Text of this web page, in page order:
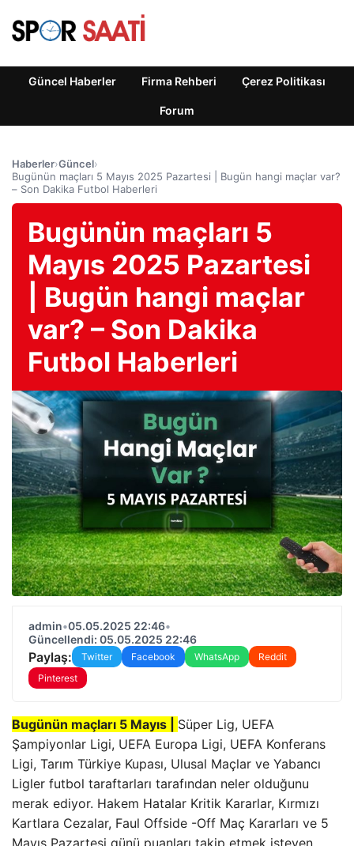
Güncel Haberler Firma Rehberi Çerez Politikası
Forum
Haberler›Güncel›
Bugünün maçları 5 Mayıs 2025 Pazartesi | Bugün hangi maçlar var?
– Son Dakika Futbol Haberleri
Bugünün maçları 5
Mayıs 2025 Pazartesi
| Bugün hangi maçlar
var? – Son Dakika
Futbol Haberleri
admin•05.05.2025 22:46•
Güncellendi: 05.05.2025 22:46
Paylaş: Twitter Facebook WhatsApp
Reddit
Pinterest
Bugünün maçları 5 Mayıs
Süper Lig, UEFA
Şampiyonlar Ligi, UEFA Europa Ligi, UEFA Konferans
Ligi, Tarım Türkiye Kupası, Ulusal Maçlar ve Yabancı
Ligler futbol taraftarları tarafından neler olduğunu
merak ediyor. Hakem Hatalar Kritik Kararlar, Kırmızı
Kartlara Cezalar, Faul Offside -Off Maç Kararları ve 5
Mayıs Pazartesi günü puanları takip etmek isteyen